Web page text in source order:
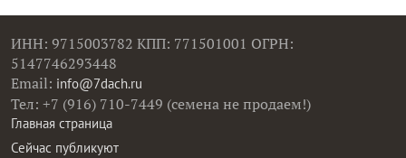
ИНН: 9715003782 КПП: 771501001 ОГРН:
5147746293448
Email: info@7dach.ru
Тел: +7 (916) 710-7449 (семена не продаем!)
Главная страница
Сейчас публикуют